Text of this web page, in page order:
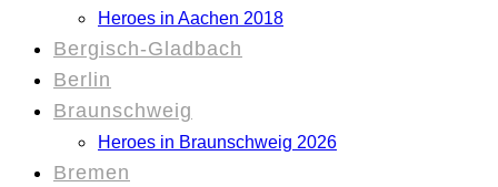
Heroes in Aachen 2018
Bergisch-Gladbach
Berlin
Braunschweig
Heroes in Braunschweig 2026
Bremen